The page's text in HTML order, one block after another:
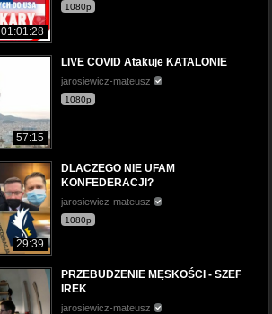
01:01:28
1080p
57:15
LIVE COVID Atakuje KATALONIE
jarosiewicz-mateusz
1080p
29:39
DLACZEGO NIE UFAM
KONFEDERACJI?
jarosiewicz-mateusz
1080p
PRZEBUDZENIE MĘSKOŚCI - SZEF
IREK
jarosiewicz-mateusz